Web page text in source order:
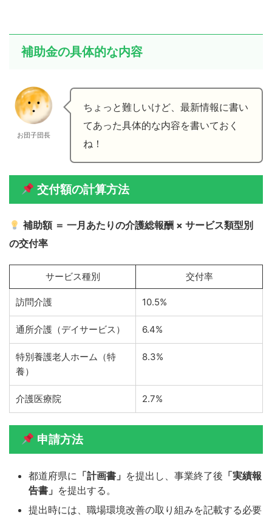
補助金の具体的な内容
お団子団長
ちょっと難しいけど、最新情報に書い
てあった具体的な内容を書いておく
ね！
交付額の計算方法
補助額 ＝ 一月あたりの介護総報酬 × サービス類型別
の交付率
サービス種別 交付率
訪問介護 10.5%
通所介護（デイサービス） 6.4%
特別養護老人ホーム（特
養）
8.3%
介護医療院 2.7%
申請方法
都道府県に 「計画書」 を提出し、事業終了後 「実績報
告書」 を提出する。
提出時には、職場環境改善の取り組みを記載する必要